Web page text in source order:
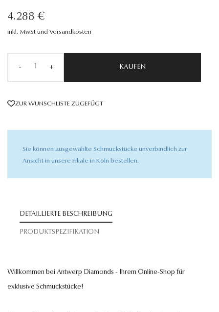
4.288 €
inkl. MwSt und Versandkosten
- + KAUFEN
ZUR WUNSCHLISTE ZUGEFÜGT
Sie können ausgewählte Schmuckstücke unverbindlich zur
Ansicht in unsere Filiale in Köln bestellen.
DETAILLIERTE BESCHREIBUNG
PRODUKTSPEZIFIKATION
Willkommen bei Antwerp Diamonds - Ihrem Online-Shop für
exklusive Schmuckstücke!